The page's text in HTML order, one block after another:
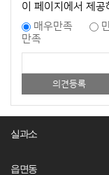
이 페이지에서 제
매우만족
만족
실과소
읍면동